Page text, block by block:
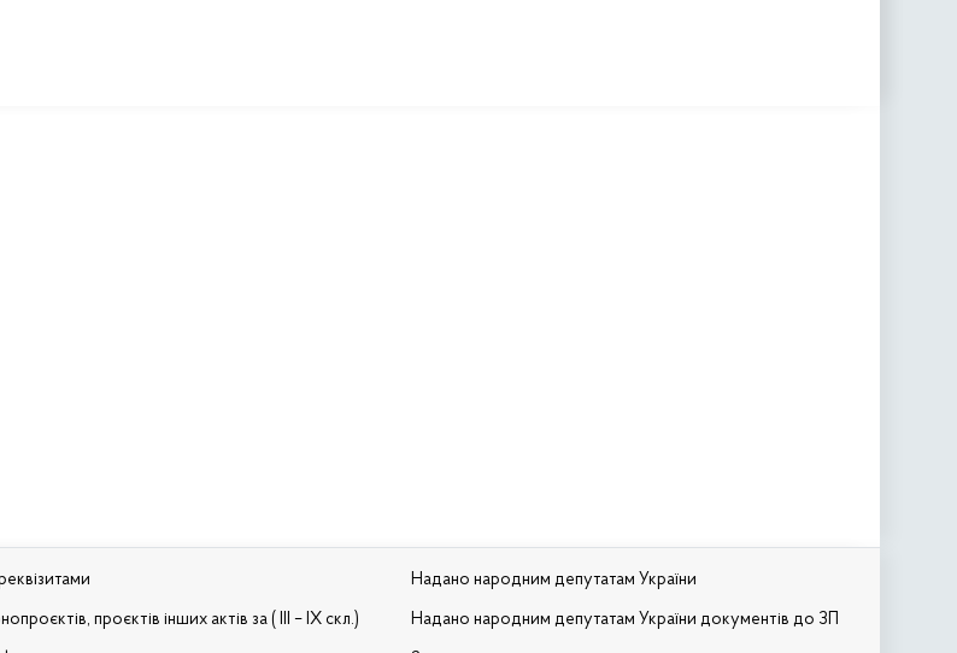
проєктів інших актів за ( III – IX скл.)
Надано народним депутатам України
Надано народним депутатам України документів до ЗП